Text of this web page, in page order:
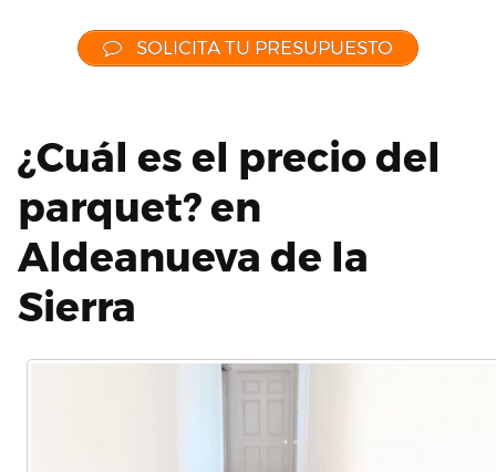
SOLICITA TU PRESUPUESTO
¿Cuál es el precio del
parquet? en
Aldeanueva de la
Sierra